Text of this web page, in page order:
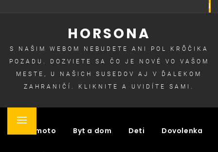
HORSONA
S NAŠIM WEBOM NEBUDETE ANI POL KRÔČIKA
POZADU. DOZVIETE SA ČO JE NOVÉ VO VAŠOM
MESTE, U NAŠICH SUSEDOV AJ V ĎALEKOM
ZAHRANIČÍ. KLIKNITE A UVIDÍTE SAMI.
Primary
Auto moto Byt a dom Deti Dovolenka